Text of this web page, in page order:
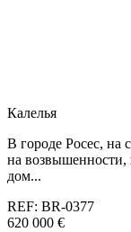
Калелья
В городе Росес, на
на возвышенности,
дом...
REF: BR-0377
620 000 €